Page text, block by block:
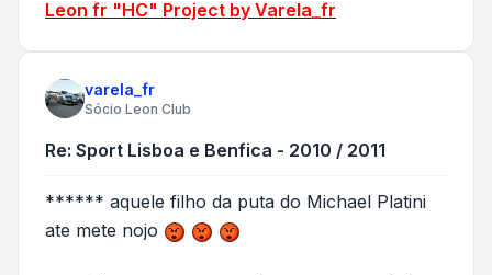
Leon fr "HC" Project by Varela_fr
varela_fr
Sócio Leon Club
Re: Sport Lisboa e Benfica - 2010 / 2011
****** aquele filho da puta do Michael Platini
ate mete nojo